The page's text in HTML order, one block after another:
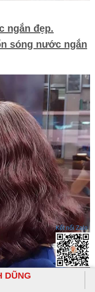
DŨNG
ngắn đẹp.
sóng nước ngắn
Kết nối Zalo